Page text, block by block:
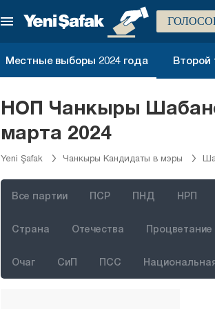
Местные выборы 2024 года Второй
НОП Чанкыры
марта 2024
Yeni Şafak Чанкыры Кандидаты в мэры
Все партии ПСР ПНД НРП
Страна Отечества Процветание
Очаг СиП ПСС
Айдын
Биледжик
Битлис
Бурса